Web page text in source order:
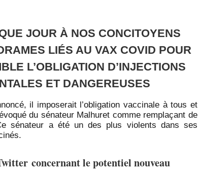
JOUR À NOS CONCITOYENS
LIÉS AU VAX COVID POUR
L’OBLIGATION D’INJECTIONS
ET DANGEREUSES
il imposerait l’obligation vaccinale à tous et
du sénateur Malhuret comme remplaçant de
sénateur a été un des plus violents dans ses
concernant le potentiel nouveau